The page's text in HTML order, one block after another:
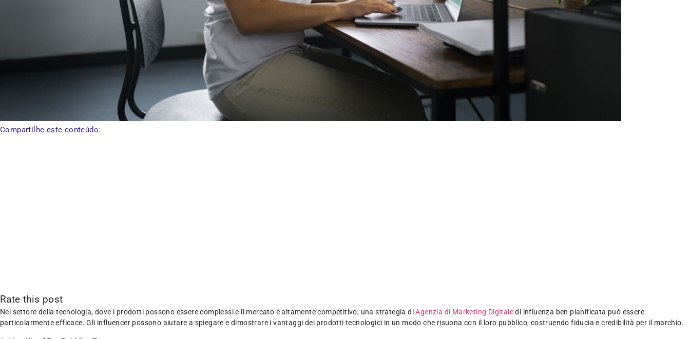
Compartilhe este conteúdo:
Rate this post
Nel settore della tecnologia, dove i prodotti possono essere complessi e il mercato è altamente competitivo, una strategia diAgenzia di Marketing Digitaledi influenza ben pianificata può essere
particolarmente efficace. Gli influencer possono aiutare a spiegare e dimostrare i vantaggi dei prodotti tecnologici in un modo che risuona con il loro pubblico, costruendo fiducia e credibilità per il marchio.